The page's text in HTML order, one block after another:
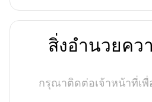
สิ่งอำนวยคว
กรุณาติดต่อเจ้าหน้าที่เ